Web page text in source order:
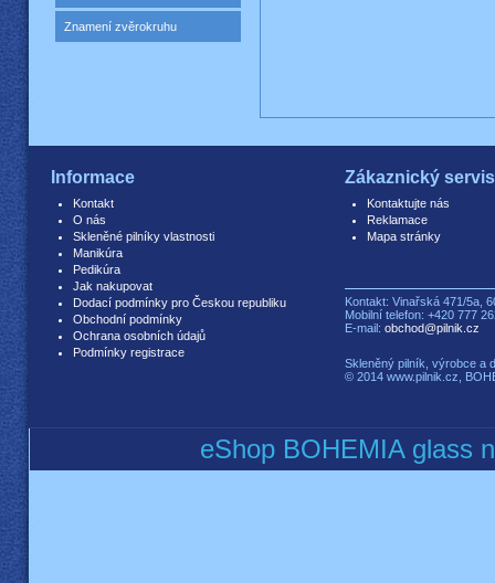
Znamení zvěrokruhu
Informace
Kontakt
O nás
Skleněné pilníky vlastnosti
Manikúra
Pedikúra
Jak nakupovat
Dodací podmínky pro Českou republiku
Obchodní podmínky
Ochrana osobních údajů
Podmínky registrace
Zákaznický servis
Kontaktujte nás
Reklamace
Mapa stránky
Kontakt: Vinařská 471/5a,
Mobilní telefon: +420 777
E-mail:obchod@pilnik.cz
Skleněný pilník, výrobce a
© 2014 www.pilnik.cz,
eShop BOHEMIA glass